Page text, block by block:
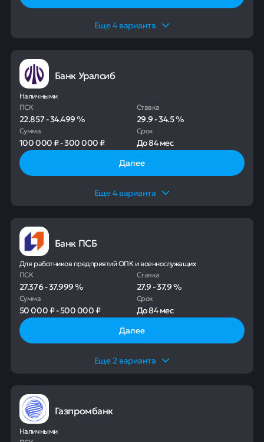
Еще4 варианта
Банк Уралсиб
Наличными
ПСК
22.857-34.499%
Ставка
29.9-34.5%
Сумма
100 000 ₽-300 000 ₽
Срок
До84 мес
Далее
Еще4 варианта
Банк ПСБ
Для работников предприятий ОПК и военнослужащих
ПСК
27.376-37.999%
Ставка
27.9-37.9%
Сумма
50 000 ₽-500 000 ₽
Срок
До84 мес
Далее
Еще2 варианта
Газпромбанк
Наличными